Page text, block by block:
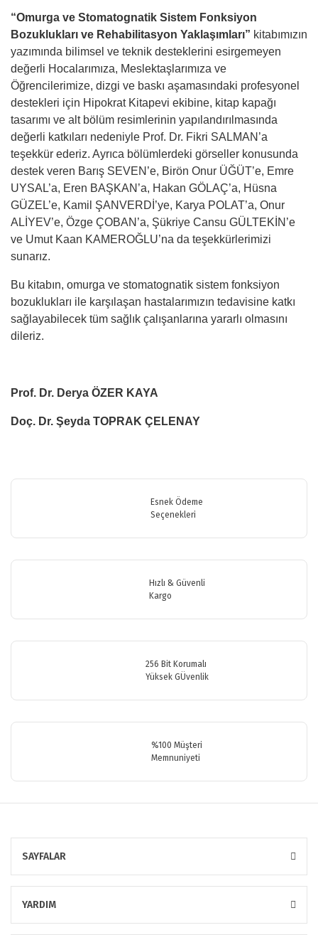
“Omurga ve Stomatognatik Sistem Fonksiyon
Bozuklukları ve Rehabilitasyon Yaklaşımları” kitabımızın
yazımında bilimsel ve teknik desteklerini esirgemeyen
değerli Hocalarımıza, Meslektaşlarımıza ve
Öğrencilerimize, dizgi ve baskı aşamasındaki profesyonel
destekleri için Hipokrat Kitapevi ekibine, kitap kapağı
tasarımı ve alt bölüm resimlerinin yapılandırılmasında
değerli katkıları nedeniyle Prof. Dr. Fikri SALMAN’a
teşekkür ederiz. Ayrıca bölümlerdeki görseller konusunda
destek veren Barış SEVEN’e, Birön Onur ÜĞÜT’e, Emre
UYSAL’a, Eren BAŞKAN’a, Hakan GÖLAÇ’a, Hüsna
GÜZEL’e, Kamil ŞANVERDİ’ye, Karya POLAT’a, Onur
ALİYEV’e, Özge ÇOBAN’a, Şükriye Cansu GÜLTEKİN’e
ve Umut Kaan KAMEROĞLU’na da teşekkürlerimizi
sunarız.
Bu kitabın, omurga ve stomatognatik sistem fonksiyon
bozuklukları ile karşılaşan hastalarımızın tedavisine katkı
sağlayabilecek tüm sağlık çalışanlarına yararlı olmasını
dileriz.
Prof. Dr. Derya ÖZER KAYA
Doç. Dr. Şeyda TOPRAK ÇELENAY
Bu ürüne ilk yorumu siz yapın!
Görüş ve önerileriniz için teşekkür ederiz.
Ürün resmi kalitesiz, bozuk veya görüntülenemiyor.
Ürün fiyatı diğer sitelerden daha pahalı.
Esnek Ödeme
Seçenekleri
Hızlı & Güvenli
Kargo
256 Bit Korumalı
Yüksek GÜvenlik
%100 Müşteri
Memnuniyeti
SAYFALAR
YARDIM